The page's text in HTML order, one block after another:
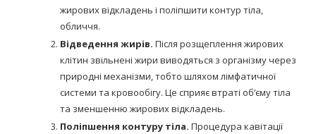
жирових відкладень і поліпшити контур тіла,
обличчя.
Відведення жирів. Після розщеплення жирових
клітин звільнені жири виводяться з організму через
природні механізми, тобто шляхом лімфатичної
системи та кровообігу. Це сприяє втраті об’єму тіла
та зменшенню жирових відкладень.
Поліпшення контуру тіла. Процедура кавітації